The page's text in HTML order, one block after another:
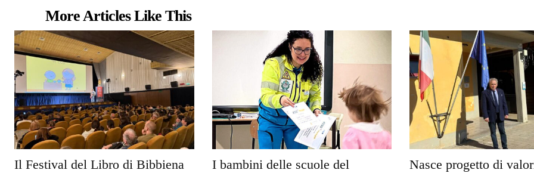
More Articles Like This
Il Festival del Libro di Bibbiena
I bambini delle scuole del
Nasce progetto di